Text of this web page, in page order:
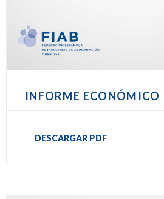
INFORME ECONÓMICO
DESCARGAR PDF